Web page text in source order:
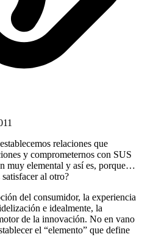
relaciones que
y comprometernos con SUS
muy elemental y así es, porque…
satisfacer al otro?
del consumidor, la experiencia
e idealmente, la
de la innovación. No en vano
el “elemento” que define